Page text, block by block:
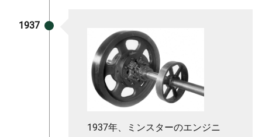
1937
1937年、ミンスターのエンジニ